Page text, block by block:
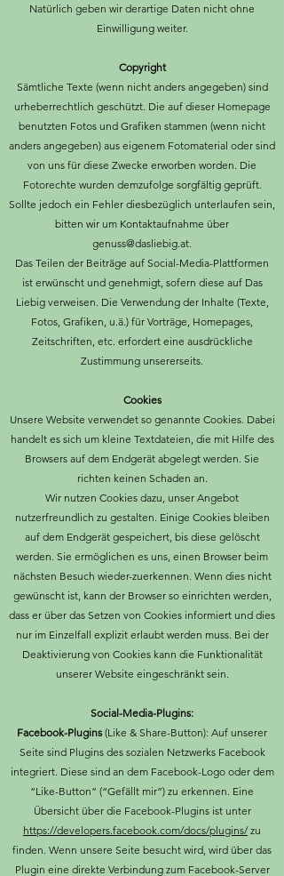
Natürlich geben wir derartige Daten nicht ohne
Einwilligung weiter.
Copyright
Sämtliche Texte (wenn nicht anders angegeben) sind
urheberrechtlich geschützt. Die auf dieser Homepage
benutzten Fotos und Grafiken stammen (wenn nicht
anders angegeben) aus eigenem Fotomaterial oder sind
von uns für diese Zwecke erworben worden. Die
Fotorechte wurden demzufolge sorgfältig geprüft.
Sollte jedoch ein Fehler diesbezüglich unterlaufen sein,
bitten wir um Kontaktaufnahme über
genuss@dasliebig.at.
Das Teilen der Beiträge auf Social-Media-Plattformen
ist erwünscht und genehmigt, sofern diese auf Das
Liebig verweisen. Die Verwendung der Inhalte (Texte,
Fotos, Grafiken, u.ä.) für Vorträge, Homepages,
Zeitschriften, etc. erfordert eine ausdrückliche
Zustimmung unsererseits.
Cookies
Unsere Website verwendet so genannte Cookies. Dabei
handelt es sich um kleine Textdateien, die mit Hilfe des
Browsers auf dem Endgerät abgelegt werden. Sie
richten keinen Schaden an.
Wir nutzen Cookies dazu, unser Angebot
nutzerfreundlich zu gestalten. Einige Cookies bleiben
auf dem Endgerät gespeichert, bis diese gelöscht
werden. Sie ermöglichen es uns, einen Browser beim
nächsten Besuch wieder-zuerkennen. Wenn dies nicht
gewünscht ist, kann der Browser so einrichten werden,
dass er über das Setzen von Cookies informiert und dies
nur im Einzelfall explizit erlaubt werden muss. Bei der
Deaktivierung von Cookies kann die Funktionalität
unserer Website eingeschränkt sein.
Social-Media-Plugins:
Facebook-Plugins (Like & Share-Button): Auf unserer
Seite sind Plugins des sozialen Netzwerks Facebook
integriert. Diese sind an dem Facebook-Logo oder dem
“Like-Button” (“Gefällt mir”) zu erkennen. Eine
Übersicht über die Facebook-Plugins ist unter
https://developers.facebook.com/docs/plugins/zu
finden. Wenn unsere Seite besucht wird, wird über das
Plugin eine direkte Verbindung zum Facebook-Server